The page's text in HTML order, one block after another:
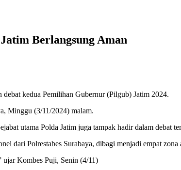
Berlangsung Aman
kedua Pemilihan Gubernur (Pilgub) Jatim 2024.
Minggu (3/11/2024) malam.
utama Polda Jatim juga tampak hadir dalam debat
dari Polrestabes Surabaya, dibagi menjadi empat zona
ujar Kombes Puji, Senin (4/11)